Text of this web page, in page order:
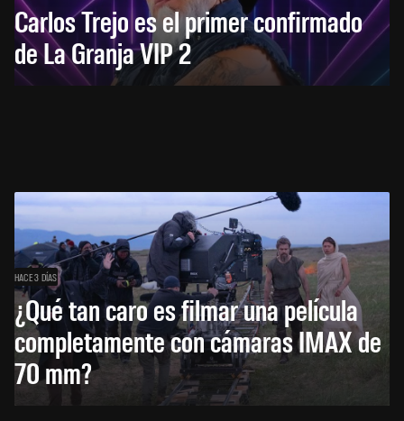
Carlos Trejo es el primer confirmado
de La Granja VIP 2
HACE 3 DÍAS
¿Qué tan caro es filmar una película
completamente con cámaras IMAX de
70 mm?